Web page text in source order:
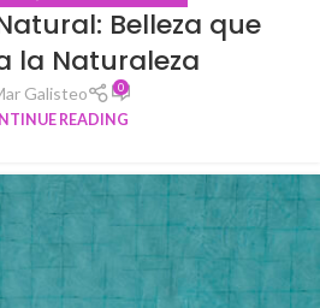
Belleza que
la Naturaleza
Galisteo 0
READING